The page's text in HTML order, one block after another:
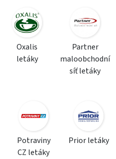
Oxalis
letáky
Partner
maloobchodní
síť letáky
Potraviny
CZ letáky
Prior letáky